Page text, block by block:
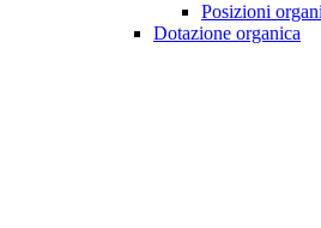
Posizioni
Dotazione organica